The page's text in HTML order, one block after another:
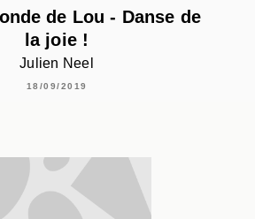
de Lou - Danse de
la joie !
Julien Neel
18/09/2019